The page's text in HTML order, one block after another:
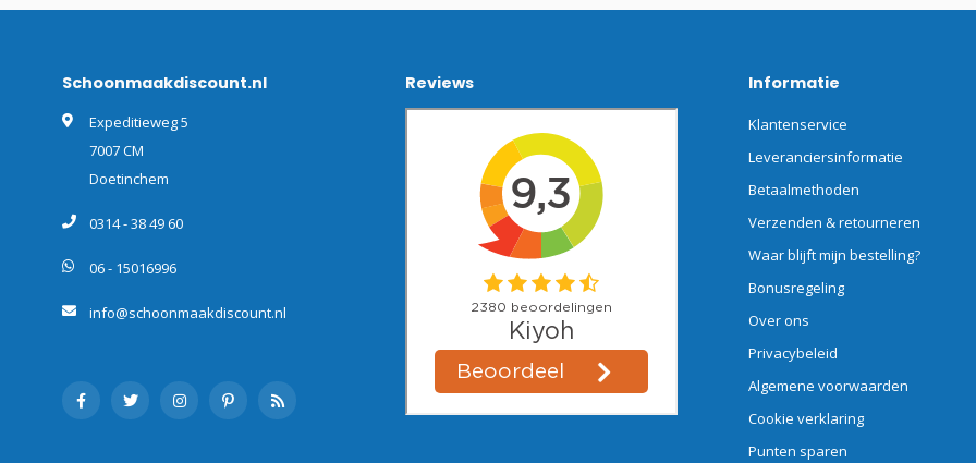
Schoonmaakdiscount.nl
Expeditieweg 5
7007 CM
Doetinchem
0314 - 38 49 60
06 - 15016996
info@schoonmaakdiscount.nl
Reviews Informatie
Klantenservice
Leveranciersinformatie
Betaalmethoden
Verzenden & retourneren
Waar blijft mijn bestelling?
Bonusregeling
Over ons
Privacybeleid
Algemene voorwaarden
Cookie verklaring
Punten sparen